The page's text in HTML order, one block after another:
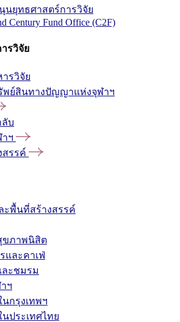
ยุทธศาสตร์การวิจัย
Century Fund Office (C2F)
รวิจัย
รวิจัย
พย์สินทางปัญญาแห่งจุฬาฯ
บ
ฯ
รรค์
ะพื้นที่สร้างสรรค์
ขภาพนิสิต
และคาเฟ่
ะชมรม
ฯ
กรุงเทพฯ
ประเทศไทย